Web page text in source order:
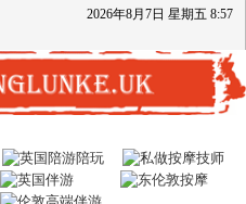
2026年8月 7日 星期五 8:57